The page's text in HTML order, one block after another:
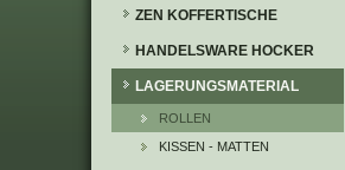
ZEN KOFFERTISCHE
HANDELSWARE HOCKER
LAGERUNGSMATERIAL
ROLLEN
KISSEN - MATTEN